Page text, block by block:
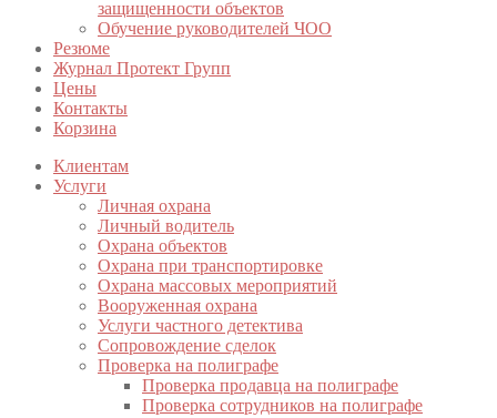
защищенности объектов
Обучение руководителей ЧОО
Резюме
Журнал Протект Групп
Цены
Контакты
Корзина
Клиентам
Услуги
Личная охрана
Личный водитель
Охрана объектов
Охрана при транспортировке
Охрана массовых мероприятий
Вооруженная охрана
Услуги частного детектива
Сопровождение сделок
Проверка на полиграфе
Проверка продавца на полиграфе
Проверка сотрудников на полиграфе